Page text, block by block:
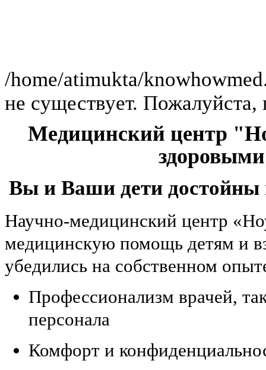
/home/atimukta/
не существует. Пожалуйста,
Медицинский центр
Вы и Ваши дети достойны
Научно-медицинский центр
медицинскую помощь детям и
убедились на собственном
Профессионализм врачей,
персонала
Комфорт и